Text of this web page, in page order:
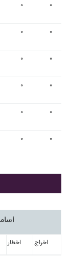
۰ ۰
۰ ۰
۰ ۰
۰ ۰
۰ ۰
۰ ۰
اخطار اخراج